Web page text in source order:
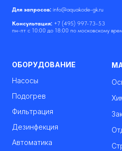
Для запросов: info@aquakode-gk.ru
Консультация: +7 (495) 997-73-53
пн-пт с 10:00 до 18:00 по московскому
ОБОРУДОВАНИЕ
Насосы
Подогрев
Фильтрация
Дезинфекция
Автоматика